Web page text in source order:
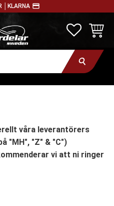
KLARNA payment
våra leverantörers
"MH", "Z" & "C")
vi att ni ringer